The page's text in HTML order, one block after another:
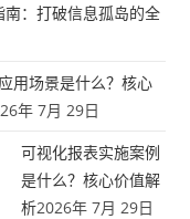
：打破信息孤岛的全
用场景是什么？核心
年 7月 29日
可视化报表实施案例
是什么？核心价值解
析2026年 7月 29日